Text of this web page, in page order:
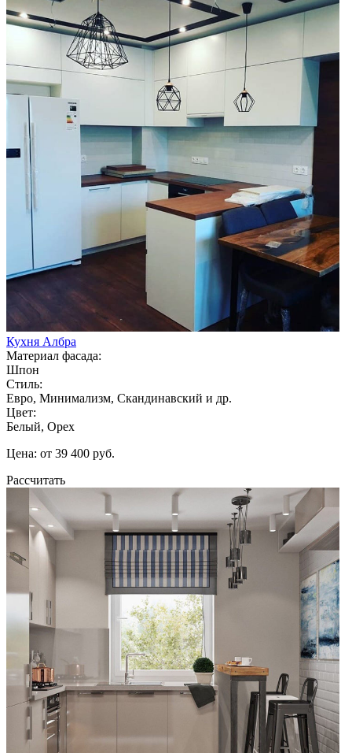
Кухня Албра
Материал фасада:
Шпон
Стиль:
Евро, Минимализм, Скандинавский и др.
Цвет:
Белый, Орех
Цена: от 39 400 руб.
Рассчитать